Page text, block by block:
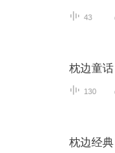
43
枕边童话
130
枕边经典